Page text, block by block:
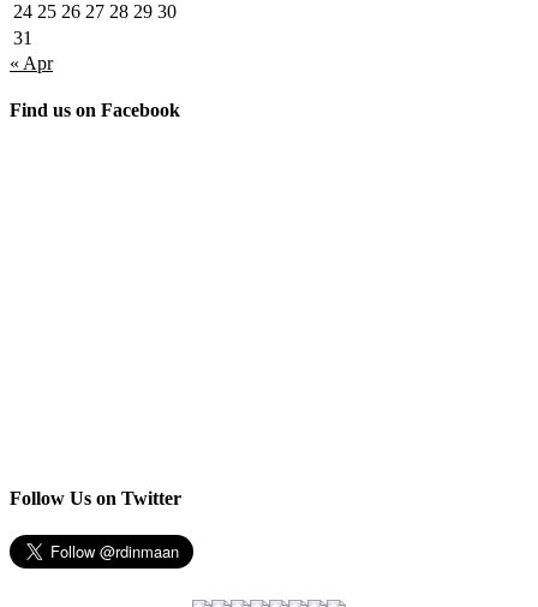
24 25 26 27 28 29 30
31
« Apr
Find us on Facebook
Follow Us on Twitter